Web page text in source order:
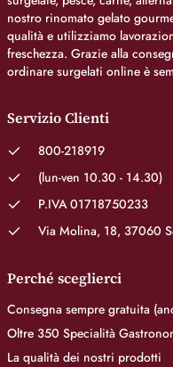
nostro rinomato gelato
qualità e utilizziamo
freschezza. Grazie alla
ordinare surgelati online è
Servizio Clienti
800-218919
(lun-ven 10.30 - 14.30)
P.IVA 01718750233
Via Molina, 18, 37060
Perché sceglierci
Consegna sempre gratuita
Oltre 350 Specialità
La qualità dei nostri prodotti